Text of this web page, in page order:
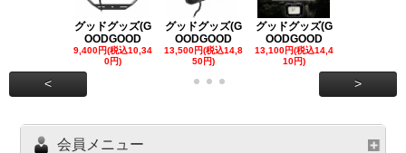
グッドグッズ(G
OODGOOD
9,400円(税込10,34
0円)
グッドグッズ(G
OODGOOD
13,500円(税込14,8
50円)
グッドグッズ(G
OODGOOD
13,100円(税込14,4
10円)
< >
会員メニュー